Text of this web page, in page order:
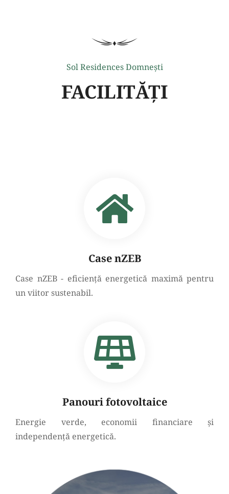
Sol Residences Domneşti
FACILITĂŢI
Case nZEB
Case nZEB - eficiență energetică maximă pentru
un viitor sustenabil.
Panouri fotovoltaice
Energie verde, economii financiare și
independență energetică.